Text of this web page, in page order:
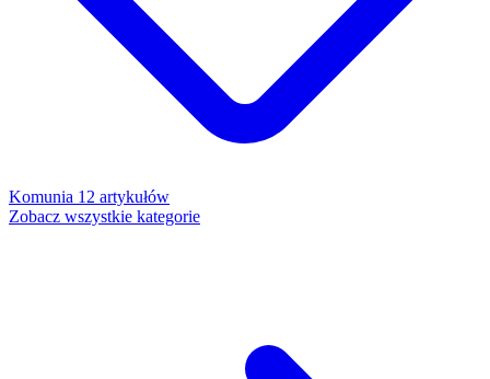
Komunia 12 artykułów
Zobacz wszystkie kategorie